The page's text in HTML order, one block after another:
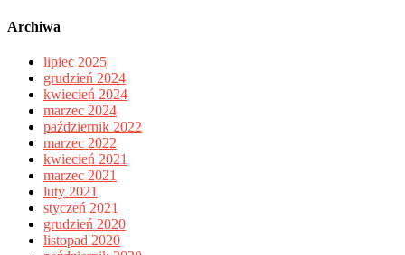
Archiwa
lipiec 2025
grudzień 2024
kwiecień 2024
marzec 2024
październik 2022
marzec 2022
kwiecień 2021
marzec 2021
luty 2021
styczeń 2021
grudzień 2020
listopad 2020